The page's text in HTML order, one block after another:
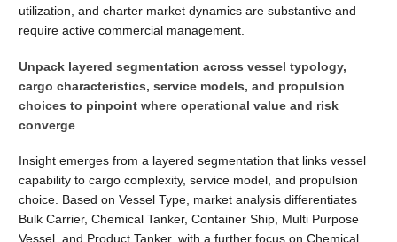
utilization, and charter market dynamics are substantive and
require active commercial management.
Unpack layered segmentation across vessel typology,
cargo characteristics, service models, and propulsion
choices to pinpoint where operational value and risk
converge
Insight emerges from a layered segmentation that links vessel
capability to cargo complexity, service model, and propulsion
choice. Based on Vessel Type, market analysis differentiates
Bulk Carrier, Chemical Tanker, Container Ship, Multi Purpose
Vessel, and Product Tanker, with a further focus on Chemical